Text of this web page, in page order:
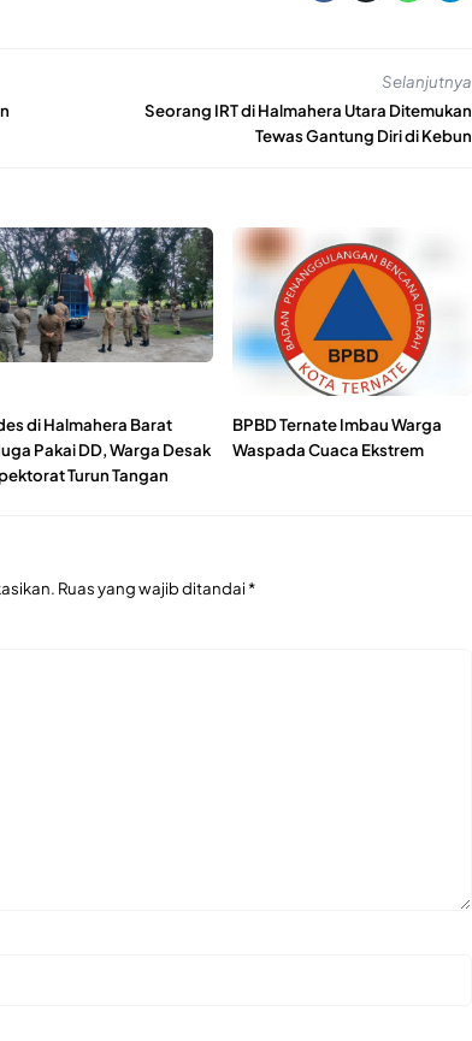
Selanjutnya
Seorang IRT di Halmahera Utara Ditemukan
Tewas Gantung Diri di Kebun
di Halmahera Barat
Pakai DD, Warga Desak
Turun Tangan
BPBD Ternate Imbau Warga
Waspada Cuaca Ekstrem
Ruas yang wajib ditandai*